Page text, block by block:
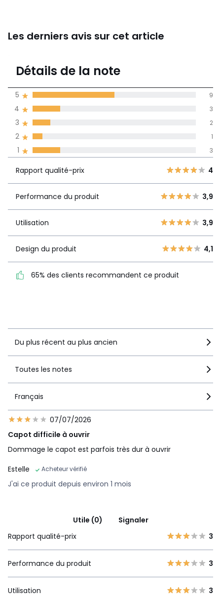
Les derniers avis sur cet article
3,8
moyenne des avis
dans toutes les
1 3
2
3 2
4
5 4
3,9
3,9
produit
65% des clients
Détails de la note
1 3
2 1
3 2
4 3
5 9
Rapport qualité-prix 4
Performance du produit 3,9
Utilisation 3,9
Design du produit 4,1
65% des clients recommandent ce produit
Du plus récent au plus ancien
Toutes les notes
Français
07/07/2026
Capot difficile à ouvrir
Dommage le capot est parfois très dur à ouvrir
Estelle
Acheteur vérifié
J'ai ce produit depuis environ 1 mois
Utile (0)
Signaler
Rapport qualité-prix
3
Performance du produit 3
Utilisation 3